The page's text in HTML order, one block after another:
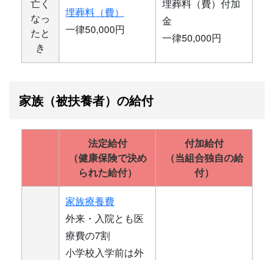
亡く
なっ
たと
き
埋葬料（費）
一律50,000円
埋葬料（費）付加
金
一律50,000円
家族（被扶養者）の給付
法定給付
（健康保険で決め
られた給付）
付加給付
（当組合独自の給
付）
家族療養費
外来・入院とも医
療費の7割
小学校入学前は外